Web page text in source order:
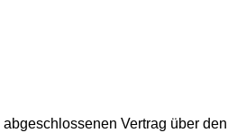
Vertrag über